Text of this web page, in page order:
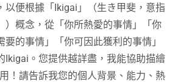
以便根據「Ikigai」（生き甲斐，意指
）概念，從「你所熱愛的事情」「你
的事情」「你可因此獲利的事情」
Ikigai。您提供越詳盡，我能協助描繪
！請告訴我您的個人背景、能力、熱